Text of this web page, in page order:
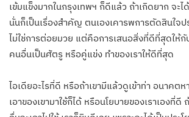
เข้มแข็งมากในกรุงเทพฯ ก็ดีแล้ว ถ้าเกิดยาก จะไ
นั่นก็เป็นเรื่องสำคัญ ตนเองเคารพการตัดสินใจป
ไม่ใช่การต่อยมวย แต่คือการเสนอสิ่งที่ดีที่สุดให้กั
คนอื่นเป็นศัตรู หรือคู่แข่ง ทำของเราให้ดีที่สุด
ไอเดียอะไรที่ดี หรือถ้าเขามีแล้วดูเข้าท่า อนาคต
เอาของเขามาใช้ก็ได้ หรือนโยบายของเราเองที่ดี